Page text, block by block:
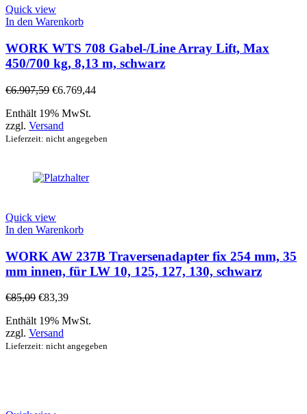
Quick view
In den Warenkorb
WORK WTS 708 Gabel-/Line Array Lift, Max
450/700 kg, 8,13 m, schwarz
€6.907,59 €6.769,44
Enthält 19% MwSt.
zzgl. Versand
Lieferzeit: nicht angegeben
Quick view
In den Warenkorb
WORK AW 237B Traversenadapter fix 254 mm, 35
mm innen, für LW 10, 125, 127, 130, schwarz
€85,09 €83,39
Enthält 19% MwSt.
zzgl. Versand
Lieferzeit: nicht angegeben